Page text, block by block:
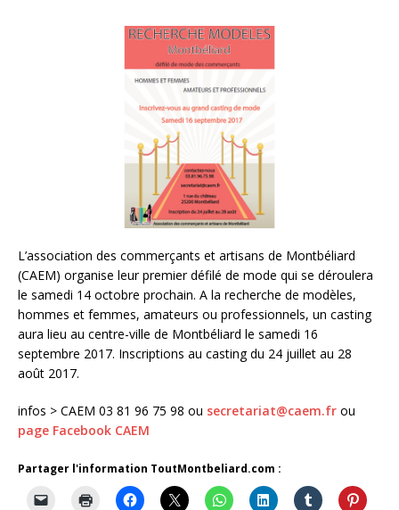
L’association des commerçants et artisans de Montbéliard
(CAEM) organise leur premier défilé de mode qui se déroulera
le samedi 14 octobre prochain. A la recherche de modèles,
hommes et femmes, amateurs ou professionnels, un casting
aura lieu au centre-ville de Montbéliard le samedi 16
septembre 2017. Inscriptions au casting du 24 juillet au 28
août 2017.
infos > CAEM 03 81 96 75 98 ou secretariat@caem.fr ou
page Facebook CAEM
Partager l'information ToutMontbeliard.com :